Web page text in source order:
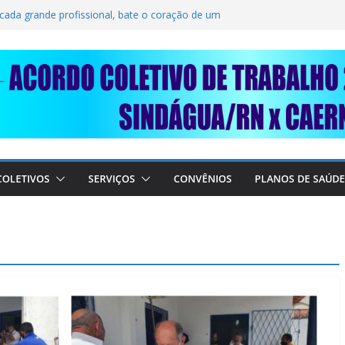
SOLIDARIEDADE: AJUDE O NOSSO
TRABALHADORES DO SINDÁGUA/RN! 📢
presente em importante debate com o Ministro
A SABESP! 🚨
SERVIÇOS CONVÊNIOS PLANOS DE SAÚDE